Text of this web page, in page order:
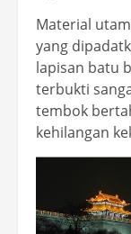
Material
yang
lapisan batu
terbukti
tembok
kehilangan